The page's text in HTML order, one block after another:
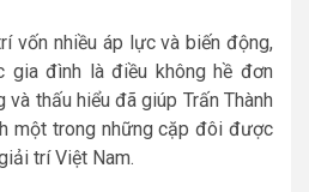
vốn nhiều áp lực và biến động,
gia đình là điều không hề đơn
thấu hiểu đã giúp Trấn Thành
một trong những cặp đôi được
trí Việt Nam.